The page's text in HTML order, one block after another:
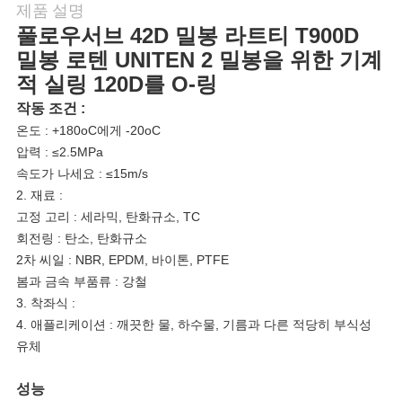
세
요
인
용
문
을
요
구
하
제품 설명
풀로우서브 42D 밀봉 라트티 T900D
밀봉 로텐 UNITEN 2 밀봉을 위한 기계
적 실링 120D를 O-링
작동 조건 :
온도 : +180oC에게 -20oC
압력 : ≤2.5MPa
속도가 나세요 : ≤15m/s
2. 재료 :
고정 고리 : 세라믹, 탄화규소, TC
회전링 : 탄소, 탄화규소
2차 씨일 : NBR, EPDM, 바이톤, PTFE
봄과 금속 부품류 : 강철
3. 착좌식 :
4. 애플리케이션 : 깨끗한 물, 하수물, 기름과 다른 적당히 부식성
유체
성능